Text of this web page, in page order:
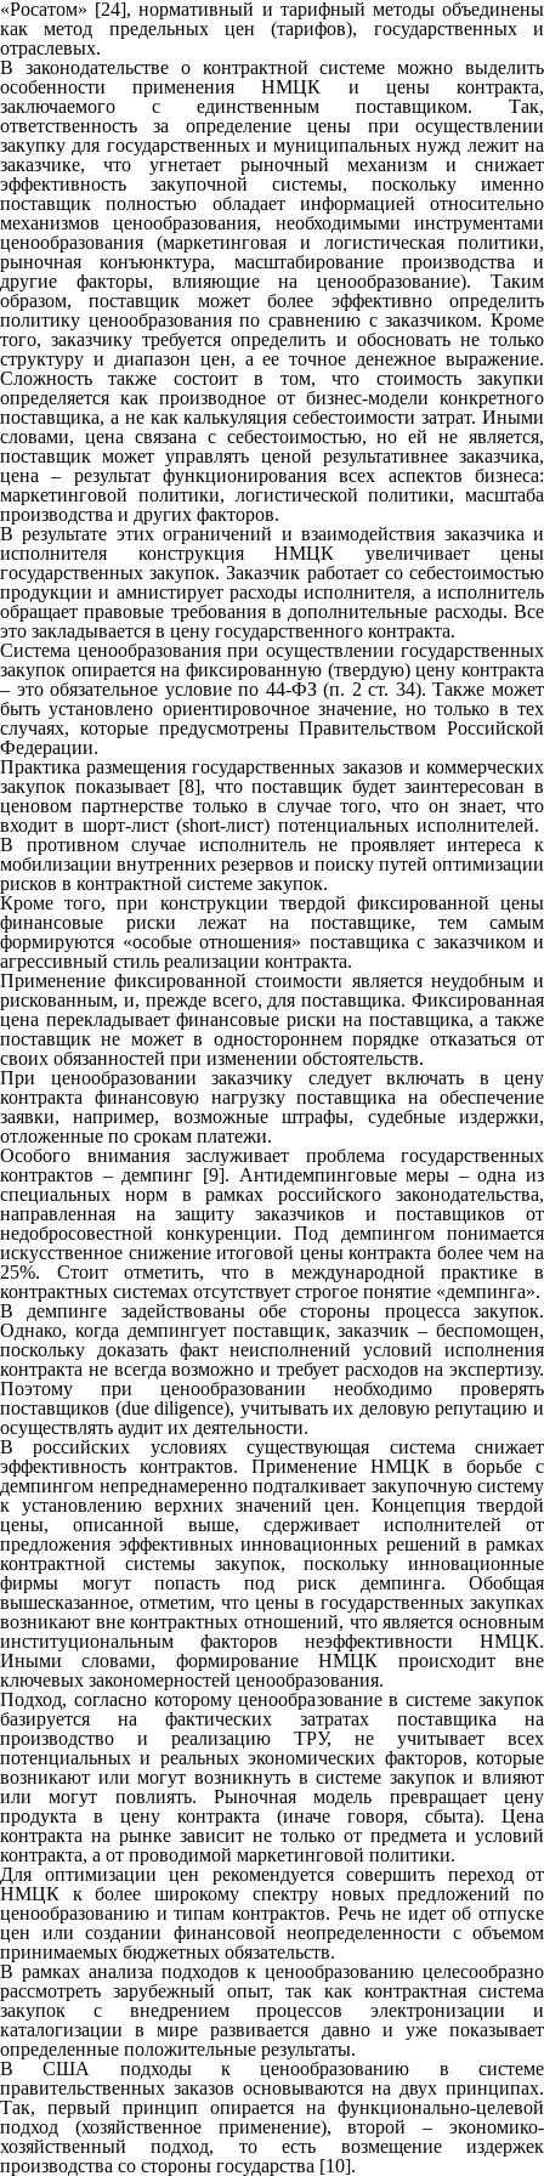
«Росатом» [24], нормативный и тарифный методы объединены
как метод предельных цен (тарифов), государственных и
отраслевых.
В законодательстве о контрактной системе можно выделить
особенности применения НМЦК и цены контракта,
заключаемого с единственным поставщиком. Так,
ответственность за определение цены при осуществлении
закупку для государственных и муниципальных нужд лежит на
заказчике, что угнетает рыночный механизм и снижает
эффективность закупочной системы, поскольку именно
поставщик полностью обладает информацией относительно
механизмов ценообразования, необходимыми инструментами
ценообразования (маркетинговая и логистическая политики,
рыночная конъюнктура, масштабирование производства и
другие факторы, влияющие на ценообразование). Таким
образом, поставщик может более эффективно определить
политику ценообразования по сравнению с заказчиком. Кроме
того, заказчику требуется определить и обосновать не только
структуру и диапазон цен, а ее точное денежное выражение.
Сложность также состоит в том, что стоимость закупки
определяется как производное от бизнес-модели конкретного
поставщика, а не как калькуляция себестоимости затрат. Иными
словами, цена связана с себестоимостью, но ей не является,
поставщик может управлять ценой результативнее заказчика,
цена – результат функционирования всех аспектов бизнеса:
маркетинговой политики, логистической политики, масштаба
производства и других факторов.
В результате этих ограничений и взаимодействия заказчика и
исполнителя конструкция НМЦК увеличивает цены
государственных закупок. Заказчик работает со себестоимостью
продукции и амнистирует расходы исполнителя, а исполнитель
обращает правовые требования в дополнительные расходы. Все
это закладывается в цену государственного контракта.
Система ценообразования при осуществлении государственных
закупок опирается на фиксированную (твердую) цену контракта
– это обязательное условие по 44-ФЗ (п. 2 ст. 34). Также может
быть установлено ориентировочное значение, но только в тех
случаях, которые предусмотрены Правительством Российской
Федерации.
Практика размещения государственных заказов и коммерческих
закупок показывает [8], что поставщик будет заинтересован в
ценовом партнерстве только в случае того, что он знает, что
входит в шорт-лист (short-лист) потенциальных исполнителей.
В противном случае исполнитель не проявляет интереса к
мобилизации внутренних резервов и поиску путей оптимизации
рисков в контрактной системе закупок.
Кроме того, при конструкции твердой фиксированной цены
финансовые риски лежат на поставщике, тем самым
формируются «особые отношения» поставщика с заказчиком и
агрессивный стиль реализации контракта.
Применение фиксированной стоимости является неудобным и
рискованным, и, прежде всего, для поставщика. Фиксированная
цена перекладывает финансовые риски на поставщика, а также
поставщик не может в одностороннем порядке отказаться от
своих обязанностей при изменении обстоятельств.
При ценообразовании заказчику следует включать в цену
контракта финансовую нагрузку поставщика на обеспечение
заявки, например, возможные штрафы, судебные издержки,
отложенные по срокам платежи.
Особого внимания заслуживает проблема государственных
контрактов – демпинг [9]. Антидемпинговые меры – одна из
специальных норм в рамках российского законодательства,
направленная на защиту заказчиков и поставщиков от
недобросовестной конкуренции. Под демпингом понимается
искусственное снижение итоговой цены контракта более чем на
25%. Стоит отметить, что в международной практике в
контрактных системах отсутствует строгое понятие «демпинга».
В демпинге задействованы обе стороны процесса закупок.
Однако, когда демпингует поставщик, заказчик – беспомощен,
поскольку доказать факт неисполнений условий исполнения
контракта не всегда возможно и требует расходов на экспертизу.
Поэтому при ценообразовании необходимо проверять
поставщиков (due diligence), учитывать их деловую репутацию и
осуществлять аудит их деятельности.
В российских условиях существующая система снижает
эффективность контрактов. Применение НМЦК в борьбе с
демпингом непреднамеренно подталкивает закупочную систему
к установлению верхних значений цен. Концепция твердой
цены, описанной выше, сдерживает исполнителей от
предложения эффективных инновационных решений в рамках
контрактной системы закупок, поскольку инновационные
фирмы могут попасть под риск демпинга. Обобщая
вышесказанное, отметим, что цены в государственных закупках
возникают вне контрактных отношений, что является основным
институциональным факторов неэффективности НМЦК.
Иными словами, формирование НМЦК происходит вне
ключевых закономерностей ценообразования.
Подход, согласно которому ценообразование в системе закупок
базируется на фактических затратах поставщика на
производство и реализацию ТРУ, не учитывает всех
потенциальных и реальных экономических факторов, которые
возникают или могут возникнуть в системе закупок и влияют
или могут повлиять. Рыночная модель превращает цену
продукта в цену контракта (иначе говоря, сбыта). Цена
контракта на рынке зависит не только от предмета и условий
контракта, а от проводимой маркетинговой политики.
Для оптимизации цен рекомендуется совершить переход от
НМЦК к более широкому спектру новых предложений по
ценообразованию и типам контрактов. Речь не идет об отпуске
цен или создании финансовой неопределенности с объемом
принимаемых бюджетных обязательств.
В рамках анализа подходов к ценообразованию целесообразно
рассмотреть зарубежный опыт, так как контрактная система
закупок с внедрением процессов электронизации и
каталогизации в мире развивается давно и уже показывает
определенные положительные результаты.
В США подходы к ценообразованию в системе
правительственных заказов основываются на двух принципах.
Так, первый принцип опирается на функционально-целевой
подход (хозяйственное применение), второй – экономико-
хозяйственный подход, то есть возмещение издержек
производства со стороны государства [10].